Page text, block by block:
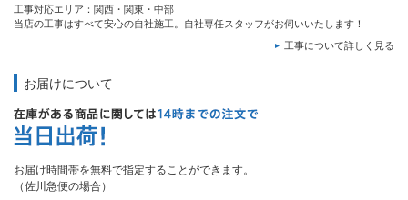
工事対応エリア：関西・関東・中部
当店の工事はすべて安心の自社施工。自社専任スタッフがお伺いいたします！
工事について詳しく見る
お届けについて
お届け時間帯を無料で指定することができます。
（佐川急便の場合）